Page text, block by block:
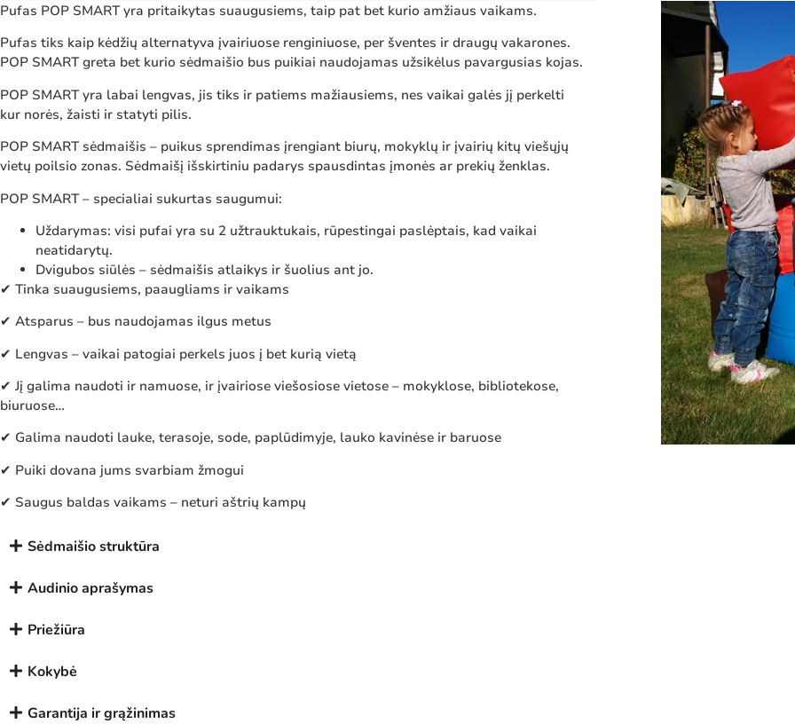
Pufas POP SMART yra pritaikytas suaugusiems, taip pat bet kurio amžiaus vaikams.
Pufas tiks kaip kėdžių alternatyva įvairiuose renginiuose, per šventes ir draugų vakarones.
POP SMART greta bet kurio sėdmaišio bus puikiai naudojamas užsikėlus pavargusias kojas.
POP SMART yra labai lengvas, jis tiks ir patiems mažiausiems, nes vaikai galės jį perkelti
kur norės, žaisti ir statyti pilis.
POP SMART sėdmaišis – puikus sprendimas įrengiant biurų, mokyklų ir įvairių kitų viešųjų
vietų poilsio zonas. Sėdmaišį išskirtiniu padarys spausdintas įmonės ar prekių ženklas.
POP SMART – specialiai sukurtas saugumui:
Uždarymas: visi pufai yra su 2 užtrauktukais, rūpestingai paslėptais, kad vaikai
neatidarytų.
Dvigubos siūlės – sėdmaišis atlaikys ir šuolius ant jo.
✔ Tinka suaugusiems, paaugliams ir vaikams
✔ Atsparus – bus naudojamas ilgus metus
✔ Lengvas – vaikai patogiai perkels juos į bet kurią vietą
✔ Jį galima naudoti ir namuose, ir įvairiose viešosiose vietose – mokyklose, bibliotekose,
biuruose…
✔ Galima naudoti lauke, terasoje, sode, paplūdimyje, lauko kavinėse ir baruose
✔ Puiki dovana jums svarbiam žmogui
✔ Saugus baldas vaikams – neturi aštrių kampų
Sėdmaišio struktūra
Audinio aprašymas
Priežiūra
Kokybė
Garantija ir grąžinimas